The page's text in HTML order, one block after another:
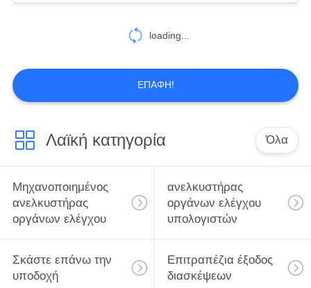
Έξοδος δύναμης
γραφείου
Πλήμνη MEDIA
20
loading...
ΕΠΑΦΉ!
Λαϊκή κατηγορία Όλα
Μηχανοποιημένος
ανελκυστήρας
οργάνων ελέγχου
ανελκυστήρας
οργάνων ελέγχου
υπολογιστών
Σκάστε επάνω την
υποδοχή
Επιτραπέζια έξοδος
διασκέψεων